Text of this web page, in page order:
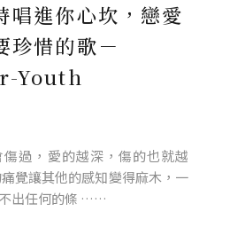
唱進你心坎，戀愛
珍惜的歌－
Youth
過，愛的越深，傷的也就越
覺讓其他的感知變得麻木，一
出任何的條 ……